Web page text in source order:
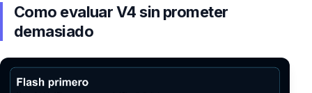
Como evaluar V4 sin prometer
demasiado